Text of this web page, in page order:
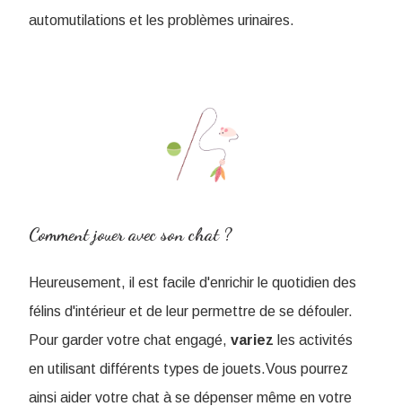
automutilations et les problèmes urinaires.
Comment jouer avec son chat ?
Heureusement, il est facile d'enrichir le quotidien des
félins d'intérieur et de leur permettre de se défouler.
Pour garder votre chat engagé, variez les activités
en utilisant différents types de jouets.Vous pourrez
ainsi aider votre chat à se dépenser même en votre